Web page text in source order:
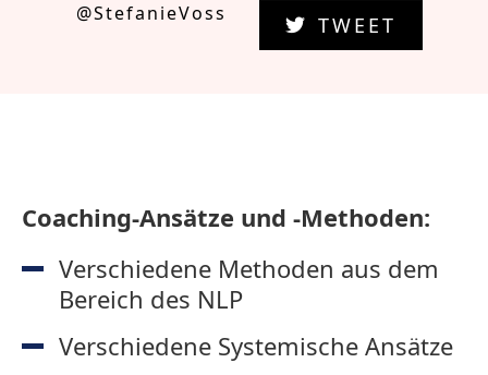
@StefanieVoss TWEET
Coaching-Ansätze und -Methoden:
Verschiedene Methoden aus dem
Bereich des NLP
Verschiedene Systemische Ansätze